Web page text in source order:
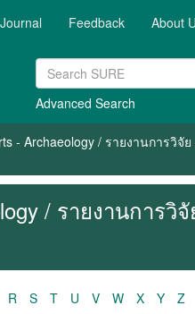
Feedback About
Advanced Search
- Archaeology / รายงานการวิจั
/ รายงานการ
R S T U V W X Y
Z